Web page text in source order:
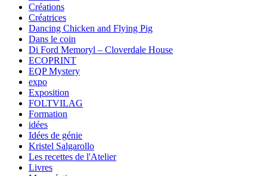
Créations
Créatrices
Dancing Chicken and Flying Pig
Dans le coin
Di Ford Memoryl – Cloverdale House
ECOPRINT
EQP Mystery
expo
Exposition
FOLTVILAG
Formation
idées
Idées de génie
Kristel Salgarollo
Les recettes de l'Atelier
Livres